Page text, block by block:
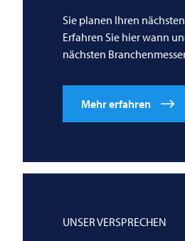
Sie planen Ihren
Erfahren Sie hier wann
nächsten
Mehr erfahren
UNSER VERSPRECHEN